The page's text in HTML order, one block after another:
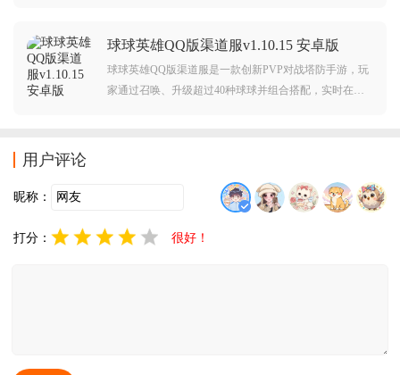
球球英雄QQ版渠道服v1.10.15 安卓版
球球英雄QQ版渠道服是一款创新PVP对战塔防手游，玩
家通过召唤、升级超过40种球球并组合搭配，实时在线
用户评论
昵称：
打分： 很好！